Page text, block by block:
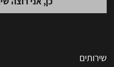
שירותים